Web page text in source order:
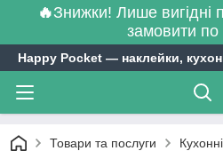
🔥Знижки! Лише вигідні
замовити по
Happy Pocket ― наклейки,
Товари та послуги